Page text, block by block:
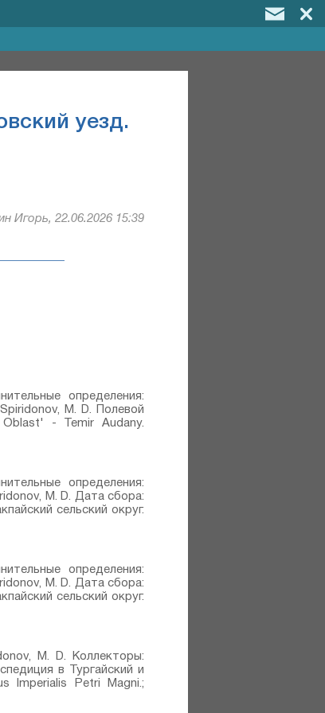
уезд.
Игорь, 22.06.2026 15:39
определения:
M. D. Полевой
Oblast' - Temir Audany.
определения:
M. D. Дата сбора:
сельский округ.
определения:
M. D. Дата сбора:
сельский округ.
M. D. Коллекторы:
в Тургайский и
Imperialis Petri Magni.;